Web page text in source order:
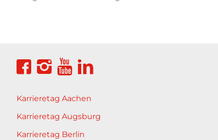
Karrieretag Aachen
Karrieretag Augsburg
Karrieretag Berlin